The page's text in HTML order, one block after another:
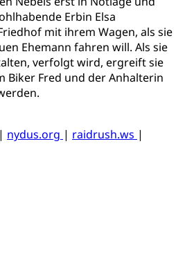
Erbin Elsa
mit ihrem Wagen, als sie
Ehemann fahren will. Als sie
verfolgt wird, ergreift sie
Biker Fred und der Anhalterin
| nydus.org | raidrush.ws |